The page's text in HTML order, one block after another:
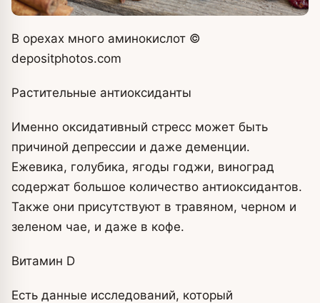
В орехах много аминокислот ©
depositphotos.com
Растительные антиоксиданты
Именно оксидативный стресс может быть
причиной депрессии и даже деменции.
Ежевика, голубика, ягоды годжи, виноград
содержат большое количество антиоксидантов.
Также они присутствуют в травяном, черном и
зеленом чае, и даже в кофе.
Витамин D
Есть данные исследований, который